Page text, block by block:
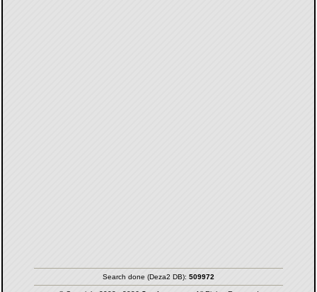
Search done (Deza2 DB): 509972